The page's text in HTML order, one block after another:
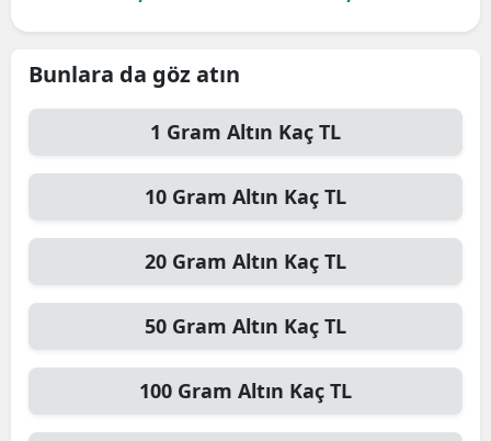
Bunlara da göz atın
1 Gram Altın Kaç TL
10 Gram Altın Kaç TL
20 Gram Altın Kaç TL
50 Gram Altın Kaç TL
100 Gram Altın Kaç TL